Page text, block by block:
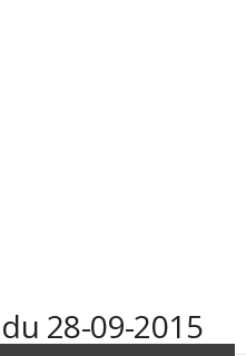
28-09-2015